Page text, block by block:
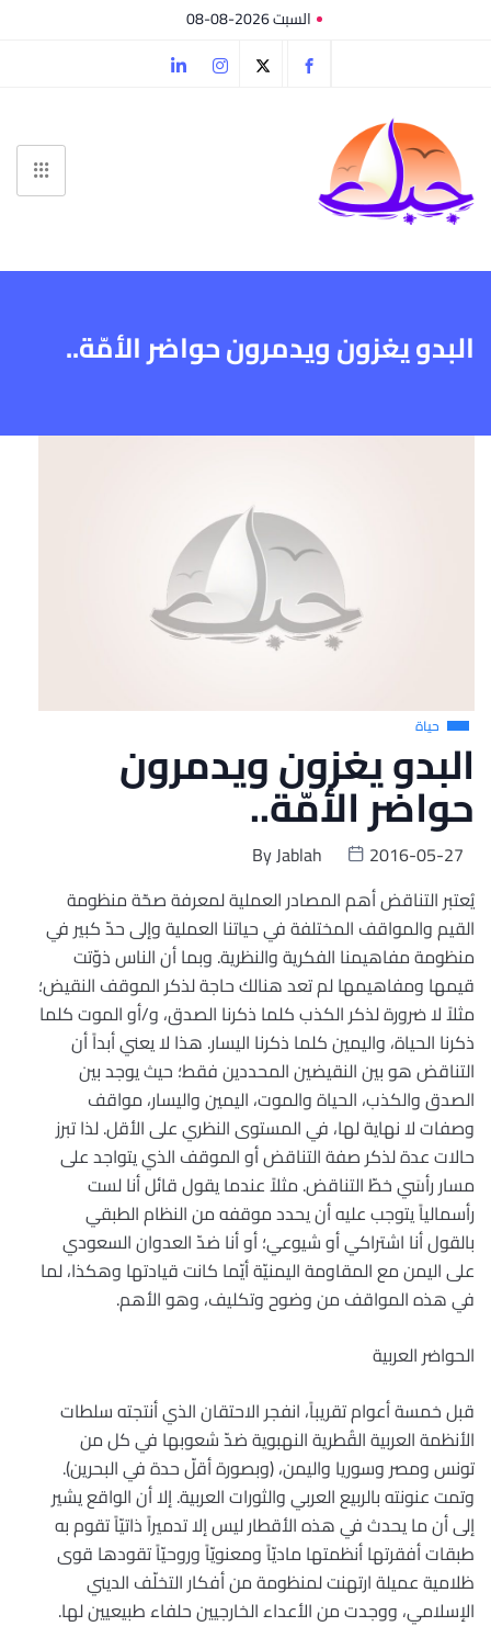
السبت 2026-08-08
البدو يغزون ويدمرون حواضر الأمّة..
حياة
البدو يغزون ويدمرون
حواضر الأمّة..
ByJablah
2016-05-27
يُعتبر التناقض أهم المصادر العملية لمعرفة صحّة منظومة
القيم والمواقف المختلفة في حياتنا العملية وإلى حدّ كبير في
منظومة مفاهيمنا الفكرية والنظرية. وبما أن الناس ذوّتت
قيمها ومفاهيمها لم تعد هنالك حاجة لذكر الموقف النقيض؛
مثلاً لا ضرورة لذكر الكذب كلما ذكرنا الصدق، و/أو الموت كلما
ذكرنا الحياة، واليمين كلما ذكرنا اليسار. هذا لا يعني أبداً أن
التناقض هو بين النقيضين المحددين فقط؛ حيث يوجد بين
الصدق والكذب، الحياة والموت، اليمين واليسار، مواقف
وصفات لا نهاية لها، في المستوى النظري على الأقل. لذا تبرز
حالات عدة لذكر صفة التناقض أو الموقف الذي يتواجد على
مسار رأسَي خطّ التناقض. مثلاً عندما يقول قائل أنا لست
رأسمالياً يتوجب عليه أن يحدد موقفه من النظام الطبقي
بالقول أنا اشتراكي أو شيوعي؛ أو أنا ضدّ العدوان السعودي
على اليمن مع المقاومة اليمنيّة أيّما كانت قيادتها وهكذا، لما
في هذه المواقف من وضوح وتكليف، وهو الأهم.
الحواضر العربية
قبل خمسة أعوام تقريباً، انفجر الاحتقان الذي أنتجته سلطات
الأنظمة العربية القُطرية النهبوية ضدّ شعوبها في كل من
تونس ومصر وسوريا واليمن، (وبصورة أقلّ حدة في البحرين).
وتمت عنونته بالربيع العربي والثورات العربية. إلا أن الواقع يشير
إلى أن ما يحدث في هذه الأقطار ليس إلا تدميراً ذاتيّاً تقوم به
طبقات أفقرتها أنظمتها ماديّاً ومعنويّاً وروحيّاً تقودها قوى
ظلامية عميلة ارتهنت لمنظومة من أفكار التخلّف الديني
الإسلامي، ووجدت من الأعداء الخارجيين حلفاء طبيعيين لها.